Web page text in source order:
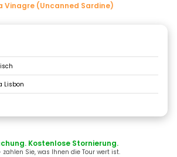
Vinagre (Uncanned Sardine)
Lisbon
Kostenlose Stornierung.
zahlen Sie, was Ihnen die Tour wert ist.